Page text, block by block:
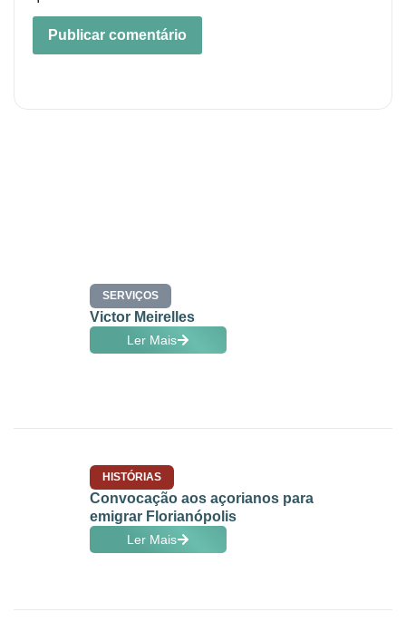
SERVIÇOS
Victor Meirelles
Ler Mais
HISTÓRIAS
Convocação aos açorianos para
emigrar Florianópolis
Ler Mais